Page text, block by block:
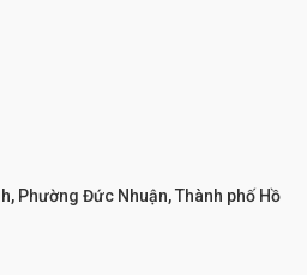
Phường Đức Nhuận, Thành phố Hồ